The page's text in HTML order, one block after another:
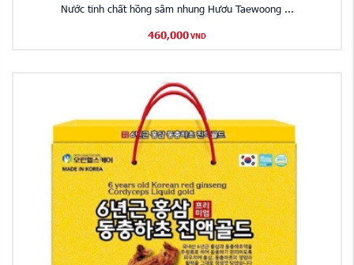
Nước tinh chất hồng sâm nhung Hươu Taewoong ...
460,000 VND